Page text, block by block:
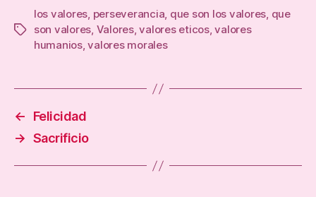
Tags
los valores, perseverancia, que son los valores, que
son valores, Valores,valores eticos,valores
humanios,valores morales
←
Felicidad
→ Sacrificio